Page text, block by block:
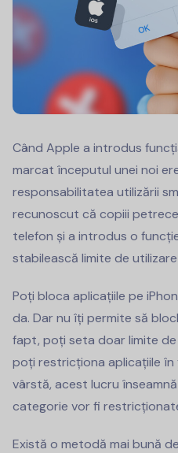
Când Apple a introdus
marcat începutul unei noi
responsabilitatea utilizării
recunoscut că copiii
telefon și a introdus o
stabilească limite de
Poți bloca aplicațiile pe
da. Dar nu îți permite să
fapt, poți seta doar limite
poți restricționa aplicațiile
vârstă, acest lucru
categorie vor fi
Există o metodă mai bună